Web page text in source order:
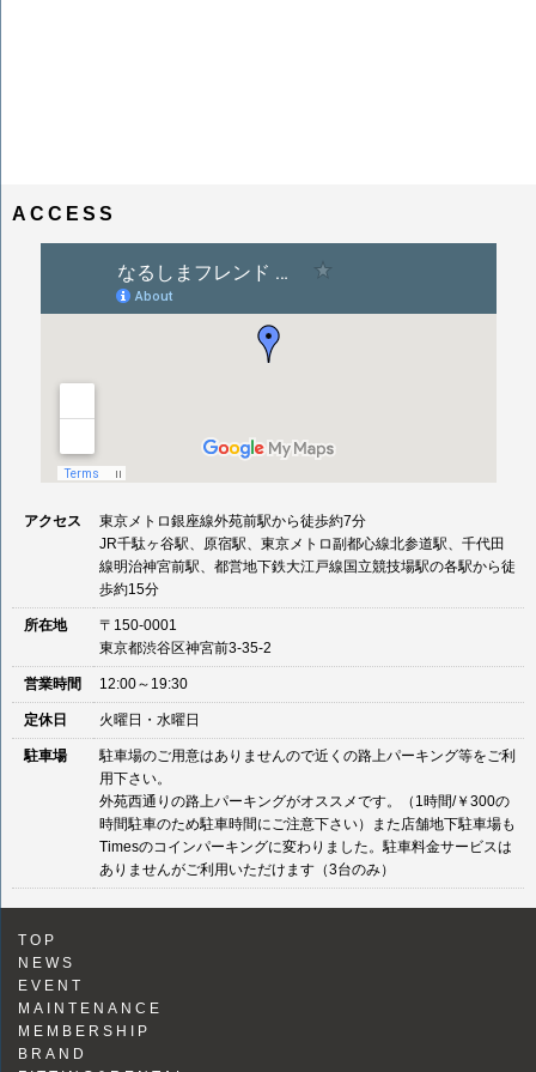
ACCESS
アクセス
東京メトロ銀座線外苑前駅から徒歩約7分
JR千駄ヶ谷駅、原宿駅、東京メトロ副都心線北参道駅、千代田
線明治神宮前駅、都営地下鉄大江戸線国立競技場駅の各駅から徒
歩約15分
所在地
〒150-0001
東京都渋谷区神宮前3-35-2
営業時間 12:00～19:30
定休日 火曜日・水曜日
駐車場
駐車場のご用意はありませんので近くの路上パーキング等をご利
用下さい。
外苑西通りの路上パーキングがオススメです。（1時間/￥300の
時間駐車のため駐車時間にご注意下さい）また店舗地下駐車場も
Timesのコインパーキングに変わりました。駐車料金サービスは
ありませんがご利用いただけます（3台のみ）
TOP
NEWS
EVENT
MAINTENANCE
MEMBERSHIP
BRAND